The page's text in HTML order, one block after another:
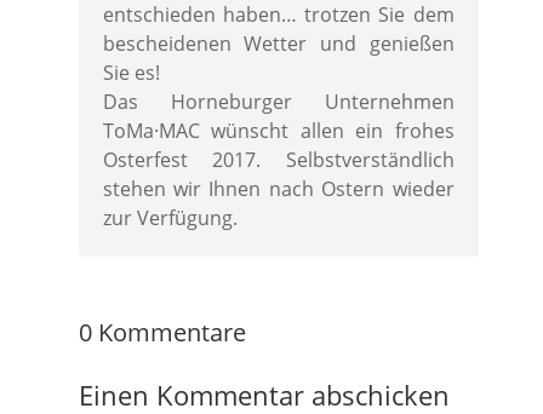
entschieden haben… trotzen Sie dem
bescheidenen Wetter und genießen
Sie es!
Das Horneburger Unternehmen
ToMa·MAC wünscht allen ein frohes
Osterfest 2017. Selbstverständlich
stehen wir Ihnen nach Ostern wieder
zur Verfügung.
0 Kommentare
Einen Kommentar abschicken